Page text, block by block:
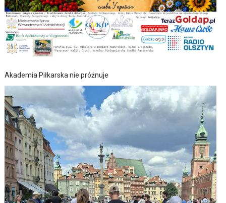
Akademia Piłkarska nie próżnuje